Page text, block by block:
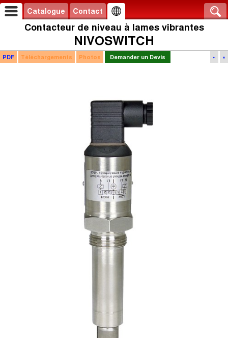
Catalogue Contact
Contacteur de niveau à lames vibrantes
NIVOSWITCH
« »
PDF Téléchargements Photos Demander un Devis